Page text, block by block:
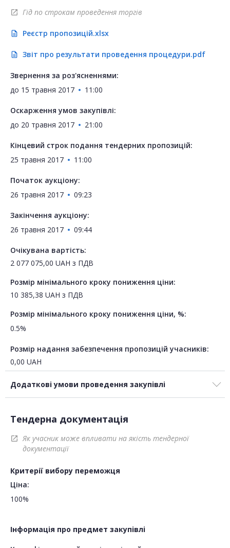
open_in_new Гід по строкам проведення торгів
description Реєстр пропозицій.xlsx
description Звіт про результати проведення процедури.pdf
Звернення за роз'ясненнями:
до 15 травня 2017 11:00
Оскарження умов закупівлі:
до 20 травня 2017 21:00
Кінцевий строк подання тендерних пропозицій:
25 травня 2017
11:00
Початок аукціону:
26 травня 2017
09:23
Закінчення аукціону:
26 травня 2017
09:44
Очікувана вартість:
2 077 075,00 UAH з ПДВ
Розмір мінімального кроку пониження ціни:
10 385,38 UAH з ПДВ
Розмір мінімального кроку пониження ціни, %:
0.5%
Розмір надання забезпечення пропозицій учасників:
0,00 UAH
Додаткові умови проведення закупівлі
Тендерна документація
open_in_new
Як учасник може впливати на якість тендерної
документації
Критерії вибору переможця
Ціна:
100%
Інформація про предмет закупівлі